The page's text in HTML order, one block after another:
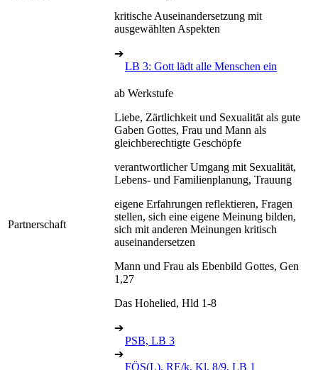
kritische Auseinandersetzung mit
ausgewählten Aspekten
➔
LB 3: Gott lädt alle Menschen ein
Partnerschaft
ab Werkstufe
Liebe, Zärtlichkeit und Sexualität als gute
Gaben Gottes, Frau und Mann als
gleichberechtigte Geschöpfe
verantwortlicher Umgang mit Sexualität,
Lebens- und Familienplanung, Trauung
eigene Erfahrungen reflektieren, Fragen
stellen, sich eine eigene Meinung bilden,
sich mit anderen Meinungen kritisch
auseinandersetzen
Mann und Frau als Ebenbild Gottes, Gen
1,27
Das Hohelied, Hld 1-8
➔
PSB, LB 3
➔
FÖS(L), RE/k, Kl. 8/9, LB 1